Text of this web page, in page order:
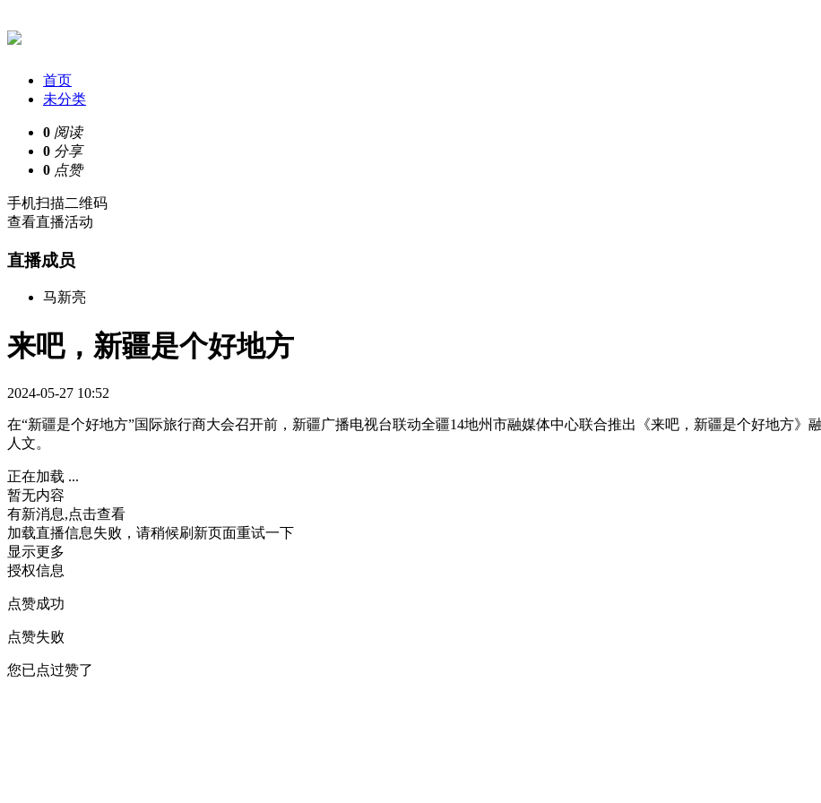
首页
未分类
0 阅读
0 分享
0 点赞
手机扫描二维码
查看直播活动
直播成员
马新亮
来吧，新疆是个好地方
2024-05-27 10:52
在“新疆是个好地方”国际旅行商大会召开前，新疆广播电视台联动全疆14地州市融媒体中心联合推出《来吧，新疆是个好地方
人文。
正在加载 ...
暂无内容
有新消息,点击查看
加载直播信息失败，请稍候刷新页面重试一下
显示更多
授权信息
点赞成功
点赞失败
您已点过赞了